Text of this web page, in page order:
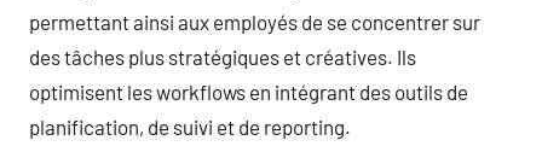
permettant ainsi aux employés de se concentrer sur
des tâches plus stratégiques et créatives. Ils
optimisent les workflows en intégrant des outils de
planification, de suivi et de reporting.